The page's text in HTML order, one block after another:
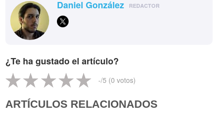
Daniel González REDACTOR
¿Te ha gustado el artículo?
-/5 (0 votos)
ARTÍCULOS RELACIONADOS